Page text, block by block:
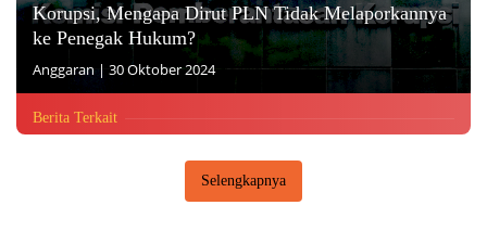
Korupsi, Mengapa Dirut PLN Tidak Melaporkannya
ke Penegak Hukum?
Anggaran | 30 Oktober 2024
Berita Terkait
Selengkapnya